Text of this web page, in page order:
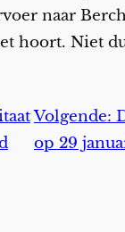
naar
hoort. Niet
Volgende:
op 29